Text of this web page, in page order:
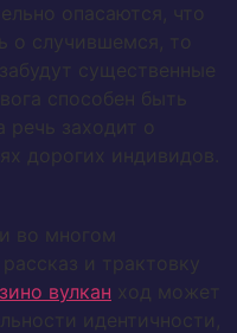
опасаются, что
о случившемся, то
существенные
способен быть
речь заходит о
дорогих индивидов.
во многом
и трактовку
вулкан ход может
идентичности,